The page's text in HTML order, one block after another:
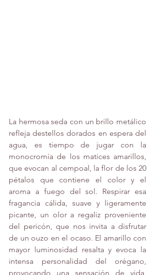
La hermosa seda con un brillo metálico
refleja destellos dorados en espera del
agua, es tiempo de jugar con la
monocromía de los matices amarillos,
que evocan al cempoal, la flor de los 20
pétalos que contiene el color y el
aroma a fuego del sol. Respirar esa
fragancia cálida, suave y ligeramente
picante, un olor a regaliz proveniente
del pericón, que nos invita a disfrutar
de un ouzo en el ocaso. El amarillo con
mayor luminosidad resalta y evoca la
intensa personalidad del orégano,
provocando una sensación de vida,